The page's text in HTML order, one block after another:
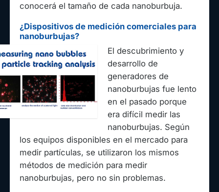
conocerá el tamaño de cada nanoburbuja.
¿Dispositivos de medición comerciales para
nanoburbujas?
El descubrimiento y
desarrollo de
generadores de
nanoburbujas fue lento
en el pasado porque
era difícil medir las
nanoburbujas. Según
los equipos disponibles en el mercado para
medir partículas, se utilizaron los mismos
métodos de medición para medir
nanoburbujas, pero no sin problemas.